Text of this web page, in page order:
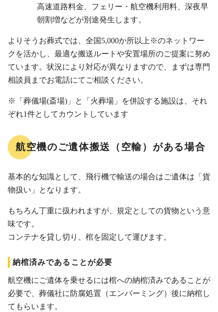
高速道路料金、フェリー・航空機利用料、深夜早
朝割増などが別途発生します。
よりそうお葬式では、全国5,000か所以上※のネットワー
クを活かし、最適な搬送ルートや安置場所のご提案に努め
ています。状況により対応が異なりますので、まずは専門
相談員までお電話にてご相談ください。
※「葬儀場(斎場)」と「火葬場」を併設する施設は、それ
ぞれ1件としてカウントしています
航空機のご遺体搬送（空輸）がある場合
基本的な知識として、飛行機で輸送の場合はご遺体は「貨
物扱い」となります。
もちろん丁重に扱われますが、規定としての貨物という意
味です。
コンテナを貸し切り、棺を固定して運びます。
納棺済みであることが必要
航空機にご遺体を乗せるには棺への納棺済みであることが
必要で、葬儀社に防腐処置（エンバーミング）後に納棺し
てもらいます。